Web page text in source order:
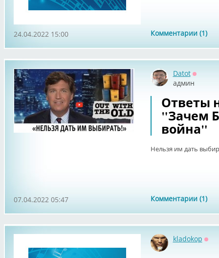
Комментарии (1)
24.04.2022 15:00
Datot
админ
Ответы
"Зачем
война"
Нельзя им дать
Комментарии (1)
07.04.2022 05:47
kladokop